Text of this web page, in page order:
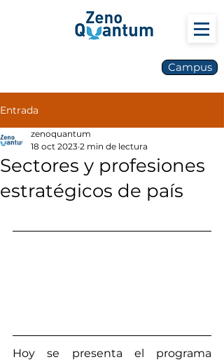
Campus
Entrada
Sectores y profesiones
estratégicos de país
zenoquantum
18 oct 2023 2 min de lectura
Hoy se presenta el programa